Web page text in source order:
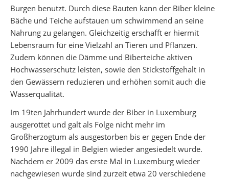
Burgen benutzt. Durch diese Bauten kann der Biber kleine
Bäche und Teiche aufstauen um schwimmend an seine
Nahrung zu gelangen. Gleichzeitig erschafft er hiermit
Lebensraum für eine Vielzahl an Tieren und Pflanzen.
Zudem können die Dämme und Biberteiche aktiven
Hochwasserschutz leisten, sowie den Stickstoffgehalt in
den Gewässern reduzieren und erhöhen somit auch die
Wasserqualität.
Im 19ten Jahrhundert wurde der Biber in Luxemburg
ausgerottet und galt als Folge nicht mehr im
Großherzogtum als ausgestorben bis er gegen Ende der
1990 Jahre illegal in Belgien wieder angesiedelt wurde.
Nachdem er 2009 das erste Mal in Luxemburg wieder
nachgewiesen wurde sind zurzeit etwa 20 verschiedene